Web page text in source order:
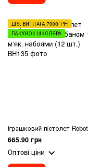
ДІЄ: ВИПЛАТА 7000ГРН
ПАКУНОК ШКОЛЯРА
665.90 грн
Оптові ціни